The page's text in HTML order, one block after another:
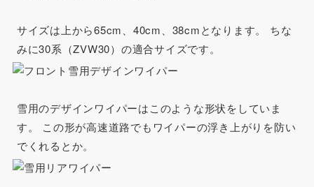
サイズは上から65cm、40cm、38cmとなります。 ちな
みに30系（ZVW30）の適合サイズです。
雪用のデザインワイパーはこのような形状をしていま
す。 この形が高速道路でもワイパーの浮き上がりを防い
でくれるとか。